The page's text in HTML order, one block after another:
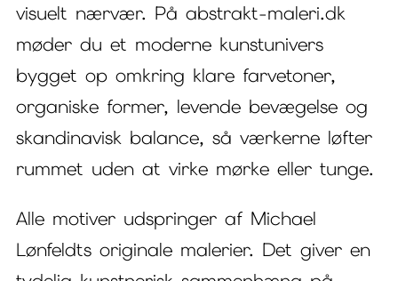
visuelt nærvær. På abstrakt-maleri.dk
møder du et moderne kunstunivers
bygget op omkring klare farvetoner,
organiske former, levende bevægelse og
skandinavisk balance, så værkerne løfter
rummet uden at virke mørke eller tunge.
Alle motiver udspringer af Michael
Lønfeldts originale malerier. Det giver en